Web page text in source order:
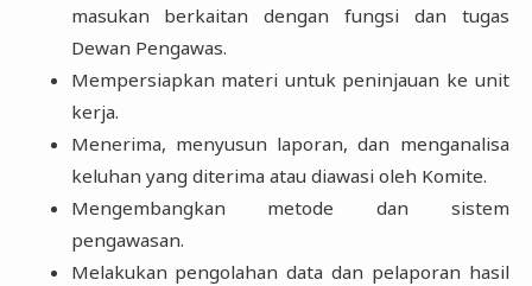
masukan berkaitan dengan fungsi dan tugas
Dewan Pengawas.
Mempersiapkan materi untuk peninjauan ke unit
kerja.
Menerima, menyusun laporan, dan menganalisa
keluhan yang diterima atau diawasi oleh Komite.
Mengembangkan metode dan sistem
pengawasan.
Melakukan pengolahan data dan pelaporan hasil